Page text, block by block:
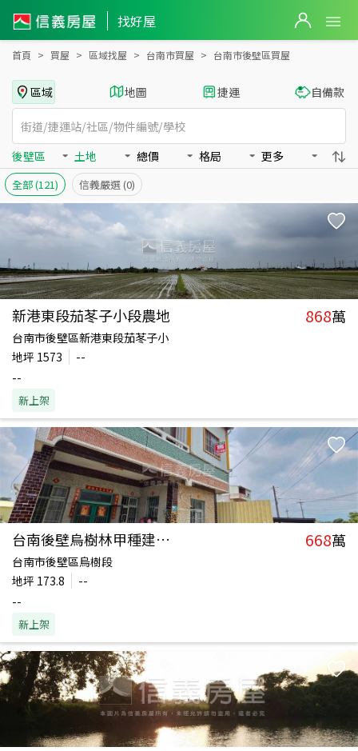
找好屋
台南市後壁區買房：土地房屋物件出售、房價分析
首頁 買屋 區域找屋 台南市買屋 台南市後壁區買屋
區域 地圖 捷運 自備款
後壁區 土地 總價 格局 更多
全部(121) 信義嚴選 (0)
新港東段茄苳子小段農地 868萬
台南市後壁區新港東段茄苳子小
地坪 1573
--
--
新上架
台南後壁烏樹林甲種建築地 668萬
台南市後壁區烏樹段
地坪 173.8
--
--
新上架
台南市後壁區買房：土地物件出售、房價分析 - 信義房屋